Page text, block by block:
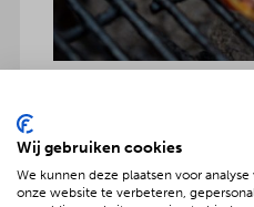
Onbezorgd
Wij gebruiken cookies
We kunnen deze plaatsen voor
onze website te verbeteren,